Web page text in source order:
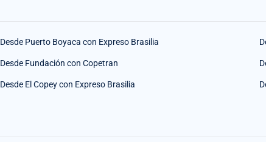
Desde Puerto Boyaca con Expreso Brasilia
Desde Fundación con Copetran
Desde El Copey con Expreso Brasilia